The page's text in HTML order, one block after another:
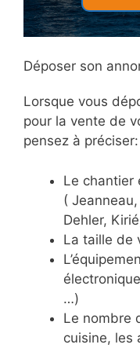
Déposer son
Lorsque vous
pour la vente de
pensez à préciser:
Le chantier
(
Dehler,
La taille de
…)
Le nombre
cuisine, les